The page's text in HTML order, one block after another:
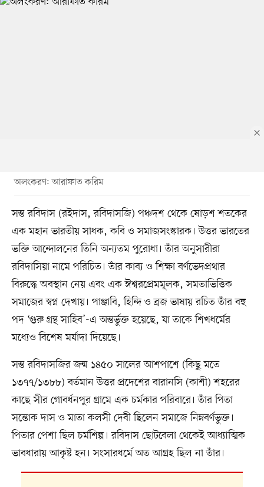
অলংকরণ: আরাফাত করিম
সন্ত রবিদাস (রইদাস, রবিদাসজি) পঞ্চদশ থেকে ষোড়শ শতকের
এক মহান ভারতীয় সাধক, কবি ও সমাজসংস্কারক। উত্তর ভারতের
ভক্তি আন্দোলনের তিনি অন্যতম পুরোধা। তাঁর অনুসারীরা
রবিদাসিয়া নামে পরিচিত। তাঁর কাব্য ও শিক্ষা বর্ণভেদপ্রথার
বিরুদ্ধে অবস্থান নেয় এবং এক ঈশ্বরপ্রেমমূলক, সমতাভিত্তিক
সমাজের স্বপ্ন দেখায়। পাঞ্জাবি, হিন্দি ও ব্রজ ভাষায় রচিত তাঁর বহু
পদ ‘গুরু গ্রন্থ সাহিব’-এ অন্তর্ভুক্ত হয়েছে, যা তাকে শিখধর্মের
মধ্যেও বিশেষ মর্যাদা দিয়েছে।
সন্ত রবিদাসজির জন্ম ১৪৫০ সালের আশপাশে (কিছু মতে
১৩৭৭/১৩৮৮) বর্তমান উত্তর প্রদেশের বারানসি (কাশী) শহরের
কাছে সীর গোবর্ধনপুর গ্রামে এক চর্মকার পরিবারে। তাঁর পিতা
সন্তোক দাস ও মাতা কলসী দেবী ছিলেন সমাজে নিম্নবর্ণভুক্ত।
পিতার পেশা ছিল চর্মশিল্প। রবিদাস ছোটবেলা থেকেই আধ্যাত্মিক
ভাবধারায় আকৃষ্ট হন। সংসারধর্মে অত আগ্রহ ছিল না তাঁর।